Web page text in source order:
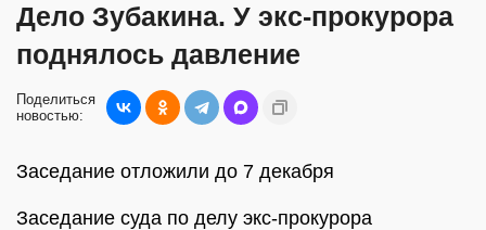
Дело Зубакина. У экс-прокурора
поднялось давление
Поделиться
новостью:
Заседание отложили до 7 декабря
Заседание суда по делу экс-прокурора